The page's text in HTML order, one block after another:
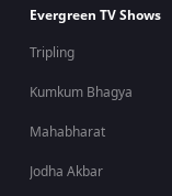
Evergreen TV Shows
Tripling
Kumkum Bhagya
Mahabharat
Jodha Akbar